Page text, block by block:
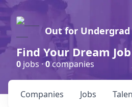
Out for Undergrad
Find Your Dream
0 jobs ·0companies
Jobs
Companies